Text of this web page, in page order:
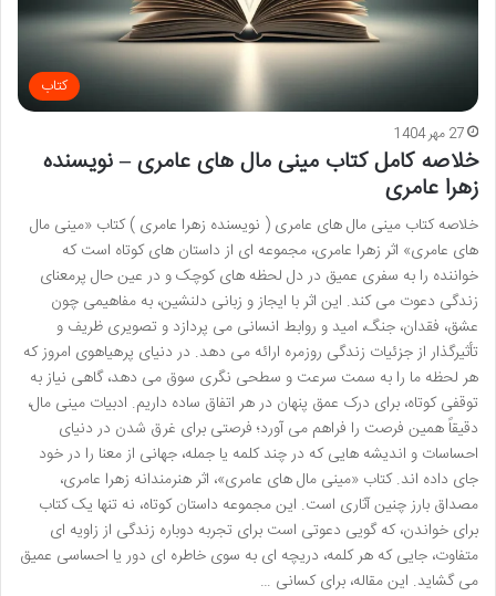
کتاب
27 مهر 1404
خلاصه کامل کتاب مینی مال های عامری – نویسنده
زهرا عامری
خلاصه کتاب مینی مال های عامری ( نویسنده زهرا عامری ) کتاب «مینی مال
های عامری» اثر زهرا عامری، مجموعه ای از داستان های کوتاه است که
خواننده را به سفری عمیق در دل لحظه های کوچک و در عین حال پرمعنای
زندگی دعوت می کند. این اثر با ایجاز و زبانی دلنشین، به مفاهیمی چون
عشق، فقدان، جنگ، امید و روابط انسانی می پردازد و تصویری ظریف و
تأثیرگذار از جزئیات زندگی روزمره ارائه می دهد. در دنیای پرهیاهوی امروز که
هر لحظه ما را به سمت سرعت و سطحی نگری سوق می دهد، گاهی نیاز به
توقفی کوتاه، برای درک عمق پنهان در هر اتفاق ساده داریم. ادبیات مینی مال،
دقیقاً همین فرصت را فراهم می آورد؛ فرصتی برای غرق شدن در دنیای
احساسات و اندیشه هایی که در چند کلمه یا جمله، جهانی از معنا را در خود
جای داده اند. کتاب «مینی مال های عامری»، اثر هنرمندانه زهرا عامری،
مصداق بارز چنین آثاری است. این مجموعه داستان کوتاه، نه تنها یک کتاب
برای خواندن، که گویی دعوتی است برای تجربه دوباره زندگی از زاویه ای
متفاوت، جایی که هر کلمه، دریچه ای به سوی خاطره ای دور یا احساسی عمیق
می گشاید. این مقاله، برای کسانی …